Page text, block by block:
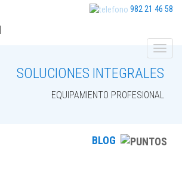
982 21 46 58
SOLUCIONES INTEGRALES
EQUIPAMIENTO PROFESIONAL
BLOG